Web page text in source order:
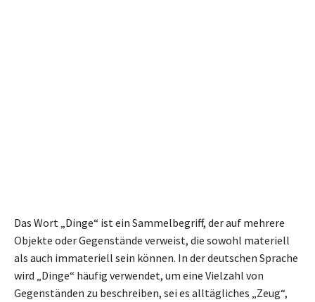
Das Wort „Dinge“ ist ein Sammelbegriff, der auf mehrere
Objekte oder Gegenstände verweist, die sowohl materiell
als auch immateriell sein können. In der deutschen Sprache
wird „Dinge“ häufig verwendet, um eine Vielzahl von
Gegenständen zu beschreiben, sei es alltägliches „Zeug“,